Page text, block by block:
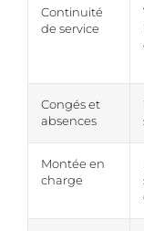
Continuité
de service
Congés et
absences
Montée en
charge